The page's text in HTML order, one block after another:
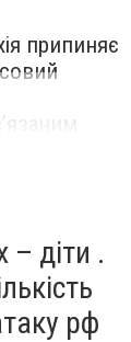
припиняє
– діти .
рф